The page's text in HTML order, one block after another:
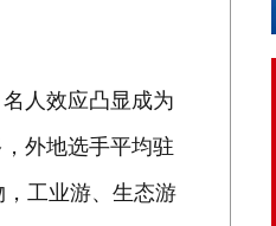
人效应凸显成为
外地选手平均驻
工业游、生态游